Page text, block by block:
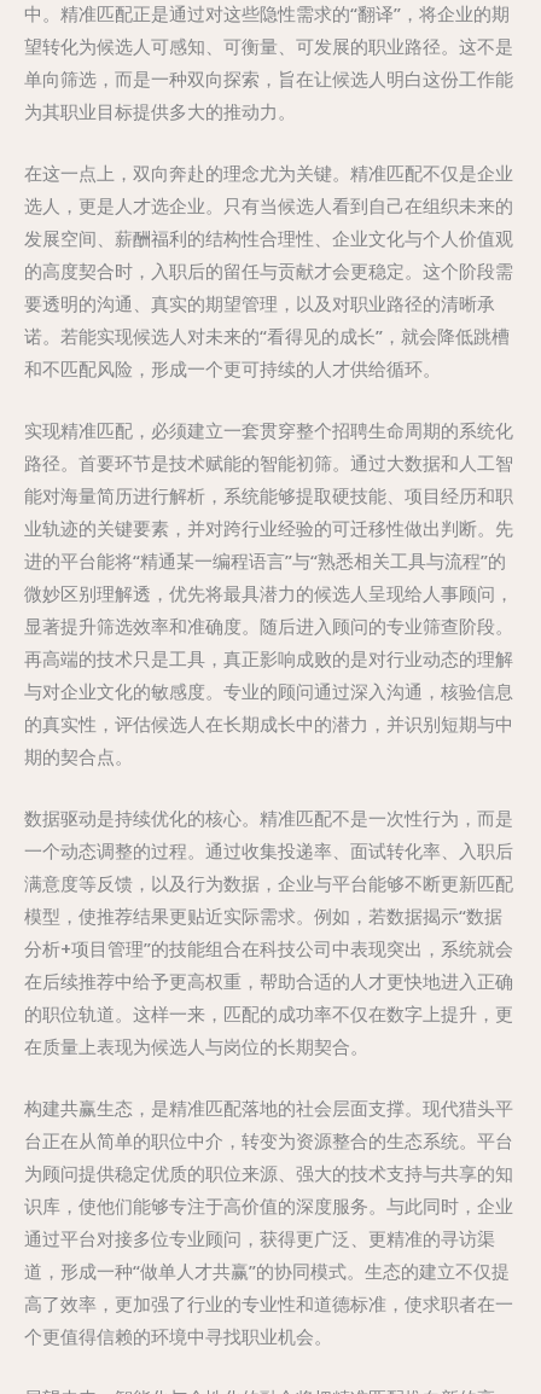
中。精准匹配正是通过对这些隐性需求的“翻译”，将企业的期
望转化为候选人可感知、可衡量、可发展的职业路径。这不是
单向筛选，而是一种双向探索，旨在让候选人明白这份工作能
为其职业目标提供多大的推动力。
在这一点上，双向奔赴的理念尤为关键。精准匹配不仅是企业
选人，更是人才选企业。只有当候选人看到自己在组织未来的
发展空间、薪酬福利的结构性合理性、企业文化与个人价值观
的高度契合时，入职后的留任与贡献才会更稳定。这个阶段需
要透明的沟通、真实的期望管理，以及对职业路径的清晰承
诺。若能实现候选人对未来的“看得见的成长”，就会降低跳槽
和不匹配风险，形成一个更可持续的人才供给循环。
实现精准匹配，必须建立一套贯穿整个招聘生命周期的系统化
路径。首要环节是技术赋能的智能初筛。通过大数据和人工智
能对海量简历进行解析，系统能够提取硬技能、项目经历和职
业轨迹的关键要素，并对跨行业经验的可迁移性做出判断。先
进的平台能将“精通某一编程语言”与“熟悉相关工具与流程”的
微妙区别理解透，优先将最具潜力的候选人呈现给人事顾问，
显著提升筛选效率和准确度。随后进入顾问的专业筛查阶段。
再高端的技术只是工具，真正影响成败的是对行业动态的理解
与对企业文化的敏感度。专业的顾问通过深入沟通，核验信息
的真实性，评估候选人在长期成长中的潜力，并识别短期与中
期的契合点。
数据驱动是持续优化的核心。精准匹配不是一次性行为，而是
一个动态调整的过程。通过收集投递率、面试转化率、入职后
满意度等反馈，以及行为数据，企业与平台能够不断更新匹配
模型，使推荐结果更贴近实际需求。例如，若数据揭示“数据
分析+项目管理”的技能组合在科技公司中表现突出，系统就会
在后续推荐中给予更高权重，帮助合适的人才更快地进入正确
的职位轨道。这样一来，匹配的成功率不仅在数字上提升，更
在质量上表现为候选人与岗位的长期契合。
构建共赢生态，是精准匹配落地的社会层面支撑。现代猎头平
台正在从简单的职位中介，转变为资源整合的生态系统。平台
为顾问提供稳定优质的职位来源、强大的技术支持与共享的知
识库，使他们能够专注于高价值的深度服务。与此同时，企业
通过平台对接多位专业顾问，获得更广泛、更精准的寻访渠
道，形成一种“做单人才共赢”的协同模式。生态的建立不仅提
高了效率，更加强了行业的专业性和道德标准，使求职者在一
个更值得信赖的环境中寻找职业机会。